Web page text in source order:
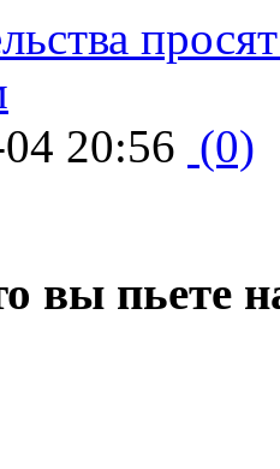
20:56 (0)
вы пьете